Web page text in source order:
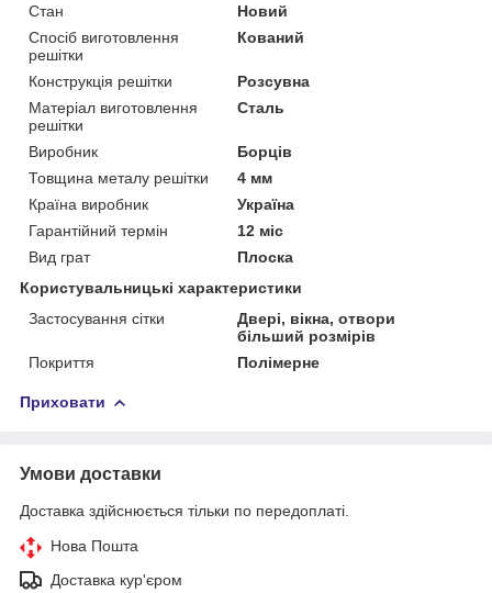
Стан
Новий
Спосіб виготовлення
решітки
Кований
Конструкція решітки
Розсувна
Матеріал виготовлення
решітки
Сталь
Виробник
Борців
Товщина металу решітки
4 мм
Країна виробник
Україна
Гарантійний термін
12 міс
Вид грат
Плоска
Користувальницькі характеристики
Застосування сітки
Двері, вікна, отвори
більший розмірів
Покриття
Полімерне
Приховати
Умови доставки
Доставка здійснюється тільки по передоплаті.
Нова Пошта
Доставка кур'єром